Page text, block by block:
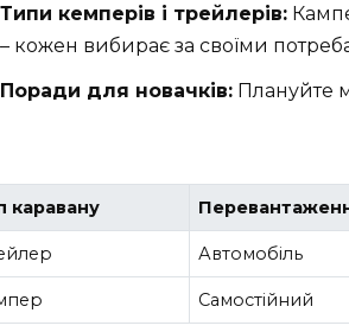
Типи кемперів і трейлерів:
– кожен вибирає за своїми
Поради для новачків: Плануйте
каравану
Автомобіль
Самостійний